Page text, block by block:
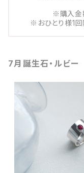
※購入金
※おひとり様1回
7月誕生石・ルビー